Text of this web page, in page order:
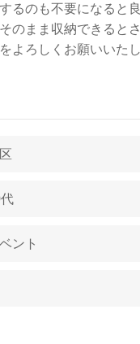
るのも不要になると
のまま収納できると
よろしくお願いいたし
ント